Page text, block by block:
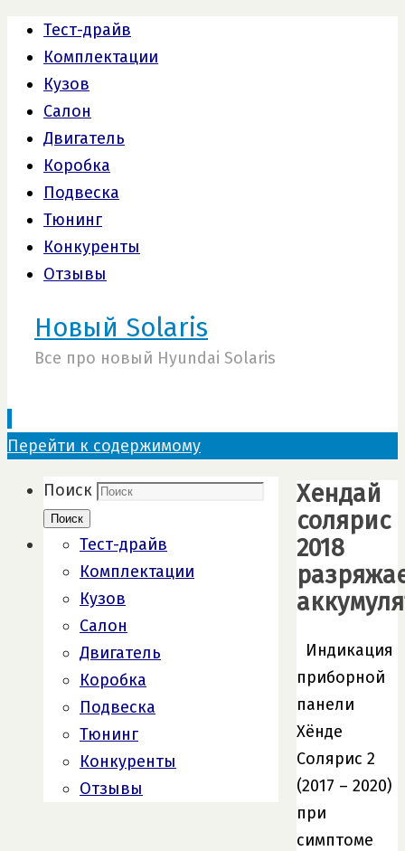
Тест-драйв
Комплектации
Кузов
Салон
Двигатель
Коробка
Подвеска
Тюнинг
Конкуренты
Отзывы
Новый Solaris
Все про новый Hyundai Solaris
Перейти к содержимому
Хендай
солярис
2018
Индикация
приборной
панели
Хёнде
Солярис 2
(2017 – 2020)
при
симптоме
Поиск
Поиск
Тест-драйв
Комплектации
Кузов
Салон
Двигатель
Коробка
Подвеска
Тюнинг
Конкуренты
Отзывы